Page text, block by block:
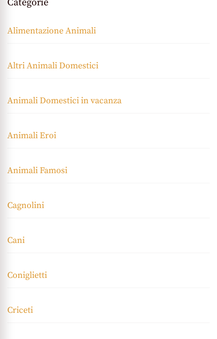
Categorie
Alimentazione Animali
Altri Animali Domestici
Animali Domestici in vacanza
Animali Eroi
Animali Famosi
Cagnolini
Cani
Coniglietti
Criceti